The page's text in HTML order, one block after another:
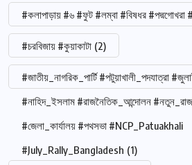
#কলাপাড়ায় #৬ #ফুট #লম্বা #বিষধর #পদ্মগোখরা
#চরবিজায় #কুয়াকাটা (2)
#জাতীয়_নাগরিক_পার্টি #পটুয়াখালী_পদযাত্রা
#নাহিদ_ইসলাম #রাজনৈতিক_আন্দোলন
#জেলা_কার্যালয় #পথসভা #NCP_Patuakhali
#July_Rally_Bangladesh (1)